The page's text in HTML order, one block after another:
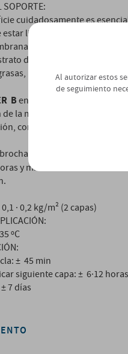
SOPORTE:
cuidadosamente es
estar limpia, lisa y libre de
El contenido máximo
debe ser de ≥25 MPa y
aceites, sustancias
Ben el
y
la mezcla 3:1 (A:B).
con 15·25% de agua limpia.
para aplicar la capa de
y mientras
· 0,2 kg/m² (2 capas)
ºC
± 45 min
siguiente capa: ± 6·12 horas
7 días
Al autorizar estos
de seguimiento